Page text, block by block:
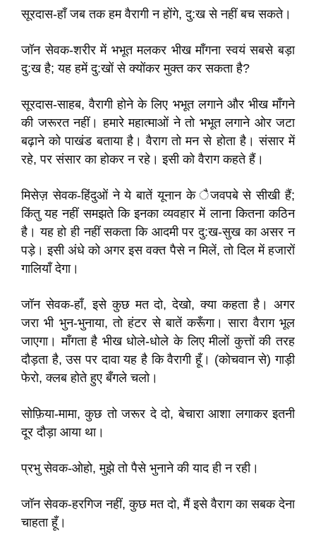
सूरदास-हाँ जब तक हम वैरागी न होंगे, दु:ख से नहीं बच सकते।
जॉन सेवक-शरीर में भभूत मलकर भीख माँगना स्वयं सबसे बड़ा
दु:ख है; यह हमें दु:खों से क्योंकर मुक्त कर सकता है?
सूरदास-साहब, वैरागी होने के लिए भभूत लगाने और भीख माँगने
की जरूरत नहीं। हमारे महात्माओं ने तो भभूत लगाने ओर जटा
बढ़ाने को पाखंड बताया है। वैराग तो मन से होता है। संसार में
रहे, पर संसार का होकर न रहे। इसी को वैराग कहते हैं।
मिसेज़ सेवक-हिंदुओं ने ये बातें यूनान के ैजवपबे से सीखी हैं;
किंतु यह नहीं समझते कि इनका व्यवहार में लाना कितना कठिन
है। यह हो ही नहीं सकता कि आदमी पर दु:ख-सुख का असर न
पड़े। इसी अंधे को अगर इस वक्त पैसे न मिलें, तो दिल में हजारों
गालियाँ देगा।
जॉन सेवक-हाँ, इसे कुछ मत दो, देखो, क्या कहता है। अगर
जरा भी भुन-भुनाया, तो हंटर से बातें करूँगा। सारा वैराग भूल
जाएगा। माँगता है भीख धोले-धोले के लिए मीलों कुत्तों की तरह
दौड़ता है, उस पर दावा यह है कि वैरागी हूँ। (कोचवान से) गाड़ी
फेरो, क्लब होते हुए बँगले चलो।
सोफ़िया-मामा, कुछ तो जरूर दे दो, बेचारा आशा लगाकर इतनी
दूर दौड़ा आया था।
प्रभु सेवक-ओहो, मुझे तो पैसे भुनाने की याद ही न रही।
जॉन सेवक-हरगिज नहीं, कुछ मत दो, मैं इसे वैराग का सबक देना
चाहता हूँ।